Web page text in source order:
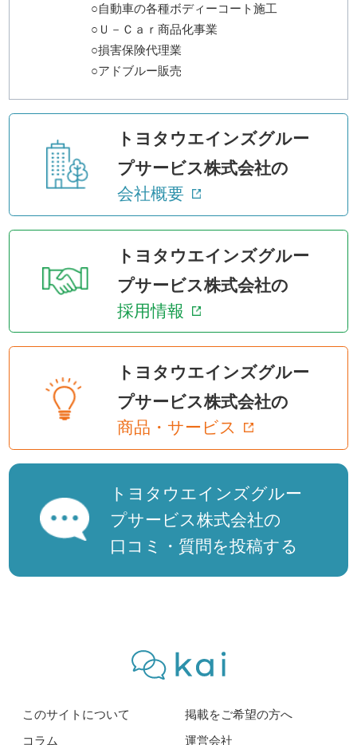
○自動車の各種ボディーコート施工
○Ｕ－Ｃａｒ商品化事業
○損害保険代理業
○アドブルー販売
トヨタウエインズグルー
プサービス株式会社の
会社概要
トヨタウエインズグルー
プサービス株式会社の
採用情報
トヨタウエインズグルー
プサービス株式会社の
商品・サービス
トヨタウエインズグルー
プサービス株式会社の
口コミ・質問を投稿する
このサイトについて
掲載をご希望の方へ
コラム
運営会社